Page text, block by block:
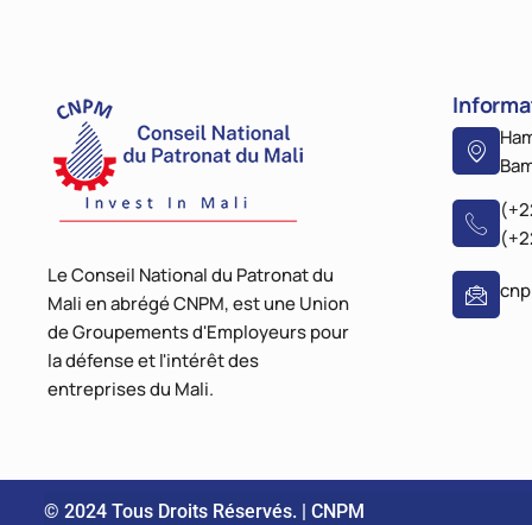
Le Conseil National du Patronat du
Mali en abrégé CNPM, est une Union
de Groupements d'Employeurs pour
la défense et l'intérêt des
entreprises du Mali.
© 2024 Tous Droits Réservés. | CNPM